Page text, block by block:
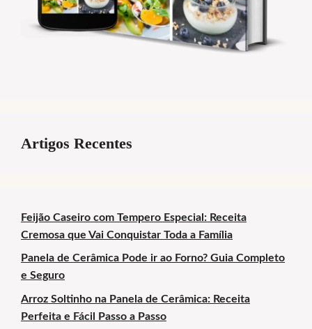
Artigos Recentes
Feijão Caseiro com Tempero Especial: Receita
Cremosa que Vai Conquistar Toda a Família
Panela de Cerâmica Pode ir ao Forno? Guia Completo
e Seguro
Arroz Soltinho na Panela de Cerâmica: Receita
Perfeita e Fácil Passo a Passo